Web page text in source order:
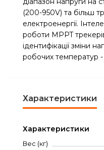
(200-950V) та більш
електроенергії.
роботи MPPT
ідентифікації зміни
робочих температур -
Характеристики
Характеристики
Вес (кг)